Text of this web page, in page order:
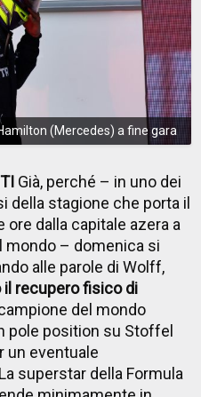
(Mercedes) a fine gara
Già, perché – in uno dei
della stagione che porta il
dalla capitale azera a
mondo – domenica si
alle parole di Wolff,
recupero fisico di
del mondo
pole position su Stoffel
un eventuale
superstar della Formula